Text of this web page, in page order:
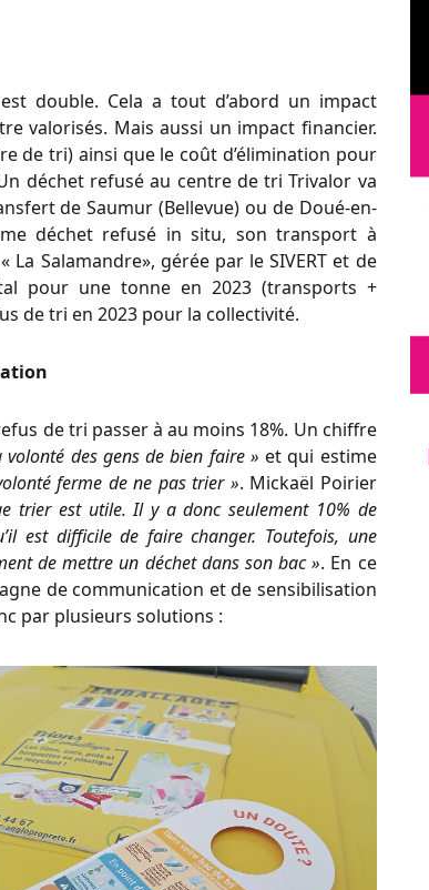
double. Cela a tout d’abord un impact
valorisés. Mais aussi un impact financier.
de tri) ainsi que le coût d’élimination pour
déchet refusé au centre de tri Trivalor va
de Saumur (Bellevue) ou de Doué-en-
déchet refusé in situ, son transport à
Salamandre», gérée par le SIVERT et de
pour une tonne en 2023 (transports +
de tri en 2023 pour la collectivité.
de tri passer à au moins 18%. Un chiffre
volonté des gens de bien faire » et qui estime
ferme de ne pas trier ». Mickaël Poirier
trier est utile. Il y a donc seulement 10% de
est difficile de faire changer. Toutefois, une
de mettre un déchet dans son bac ». En ce
de communication et de sensibilisation
par plusieurs solutions :